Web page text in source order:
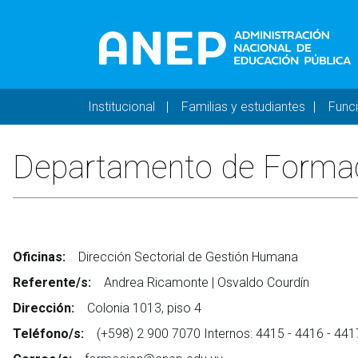
Navegación principal -
Institucional Familias y estudiantes
Departamento de
Oficinas:
Dirección Sectorial de Gestión Humana
Referente/s:
Andrea Ricamonte | Osvaldo Courdín
Dirección:
Colonia 1013, piso 4
Teléfono/s:
(+598) 2 900 7070 Internos: 4415 - 4416 -